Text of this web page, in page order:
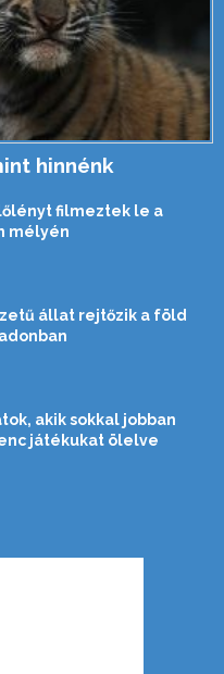
hinnénk
filmeztek le a
mélyén
állat rejtőzik a föld
akik sokkal jobban
játékukat ölelve